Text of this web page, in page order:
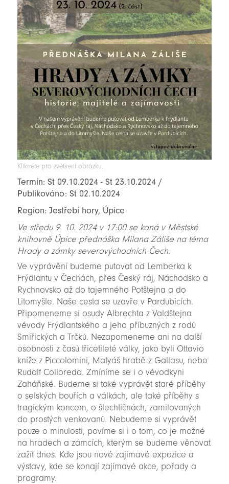
Klikněte pro zvětšení obrázku.
Termín: St 09.10.2024 - St 23.10.2024 /
Publikováno: St 02.10.2024
Region: Jestřebí hory, Úpice
Ve středu 9. 10. 2024 v 17:00 se koná v Městské
knihovně Úpice přednáška Milana Záliše na téma
Hrady a zámky severovýchodních Čech.
Ve vyprávění budeme putovat od Lemberka k
Frýdlantu v Čechách, přes Český ráj, Náchodsko a
Rychnovsko až do tajemného Potštejna a do
Litomyšle. Naše cesta se uzavře v Pardubicích.
Připomeneme si osudy Albrechta z Valdštejna
vévody Frýdlantského a jeho příbuzných z rodů
Smiřických a Trčků. Nezapomeneme ani na další
osobnosti z časů třicetileté války, jako byli Ottavio
kníže z Piccolomini, Matyáš hrabě z Gallasu, nebo
Rudolf Colloredo. Zmíníme se i o vévodkyni
Zaháňské. Budeme si také vyprávět staré příběhy
o selských bouřích a válkách, ale také příběhy s
tragickým koncem, o šlechtičnách, zamilovaných
do prostých venkovanů. Nebudeme si vyprávět
pouze o minulosti, povíme si i o tom, co je možné
na hradech a zámcích, kterým se budeme věnovat
zažít dnes. Kde jsou nové zajímavé expozice a
výstavy, kde se konají zajímavé akce, pořady a
programy.